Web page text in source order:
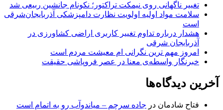
تغییر ناگهانی روی نیمکت تراکتور؛ نکونام جانشین ربیعی شد
سلامت مواد اولیه اولویت نظارت دامپزشکی آذربایجان‌شرقی
است
هشدار درباره تداوم تغییر کاربری اراضی کشاورزی در
آذربایجان شرقی
امروز مهم‌ ترین نگرانی‌ ام معیشت مردم است
خبرنگار واسطه‌ی معنا در عصر فروپاشی حقیقت
آخرین دیدگاه‌ها
فتاح شادمان در جاده سرچم – میاندوآب رو به اتمام است